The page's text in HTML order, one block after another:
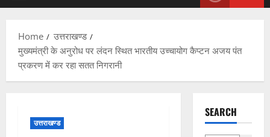
Home
उत्तराखण्ड
मुख्यमंत्री के अनुरोध पर लंदन स्थित भारतीय उच्चायोग कैप्टन अजय पंत
प्रकरण में कर रहा सतत निगरानी
उत्तराखण्ड
SEARCH